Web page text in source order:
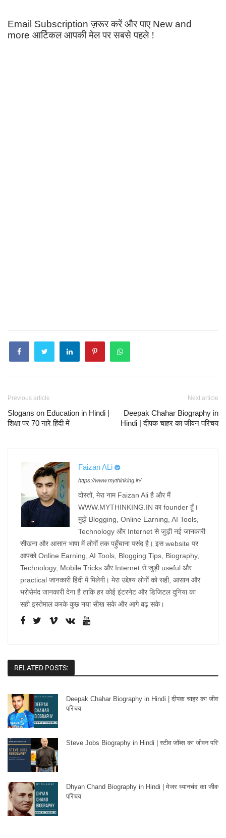
Email Subscriptionज़रूर करें और पाए New and
more आर्टिकल आपकी मेल पर सबसे पहले !
Previous article
Slogans on Education in Hindi |
शिक्षा पर 70 नारे हिंदी में
Next article
Deepak Chahar Biography in
Hindi | दीपक चाहर का जीवन परिचय
Faizan ALi
https://www.mythinking.in/
दोस्तों, मेरा नाम Faizan Ali है और मैं
WWW.MYTHINKING.IN⁠ का founder हूँ।
मुझे Blogging, Online Earning, AI Tools,
Technology और Internet से जुड़ी नई जानकारी
सीखना और आसान भाषा में लोगों तक पहुँचाना पसंद है। इस website पर
आपको Online Earning, AI Tools, Blogging Tips, Biography,
Technology, Mobile Tricks और Internet से जुड़ी useful और
practical जानकारी हिंदी में मिलेगी। मेरा उद्देश्य लोगों को सही, आसान और
भरोसेमंद जानकारी देना है ताकि हर कोई इंटरनेट और डिजिटल दुनिया का
सही इस्तेमाल करके कुछ नया सीख सके और आगे बढ़ सके।
RELATED POSTS:
Deepak Chahar Biography in Hindi | दीपक चाहर का जीवन
परिचय
Steve Jobs Biography in Hindi | स्टीव जॉब्स का जीवन परिचय
Dhyan Chand Biography in Hindi | मेजर ध्यानचंद का जीवन
परिचय